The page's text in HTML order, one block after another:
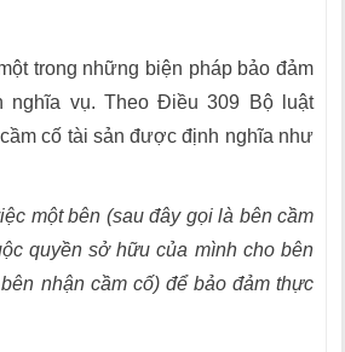
trong những biện pháp bảo đảm
nghĩa vụ. Theo Điều 309 Bộ luật
cố tài sản được định nghĩa như
một bên (sau đây gọi là bên cầm
quyền sở hữu của mình cho bên
nhận cầm cố) để bảo đảm thực